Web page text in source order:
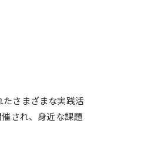
たさまざまな実践活
され、身近な課題